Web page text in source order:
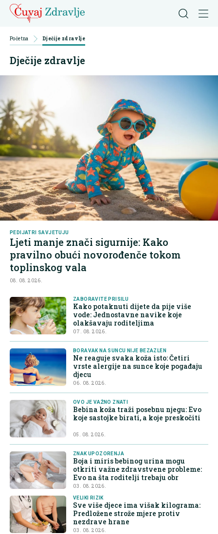
Početna Dječije zdravlje
Dječije zdravlje
PEDIJATRI SAVJETUJU
Ljeti manje znači sigurnije: Kako
pravilno obući novorođenče tokom
toplinskog vala
08. 08. 2026.
ZABORAVITE PRISILU
Kako potaknuti dijete da pije više
vode: Jednostavne navike koje
olakšavaju roditeljima
07. 08. 2026.
BORAVAK NA SUNCU NIJE BEZAZLEN
Ne reaguje svaka koža isto: Četiri
vrste alergije na sunce koje pogađaju
djecu
06. 08. 2026.
OVO JE VAŽNO ZNATI
Bebina koža traži posebnu njegu: Evo
koje sastojke birati, a koje preskočiti
05. 08. 2026.
ZNAK UPOZORENJA
Boja i miris bebinog urina mogu
otkriti važne zdravstvene probleme:
Evo na šta roditelji trebaju obr
03. 08. 2026.
VELIKI RIZIK
Sve više djece ima višak kilograma:
Predložene strože mjere protiv
nezdrave hrane
03. 08. 2026.